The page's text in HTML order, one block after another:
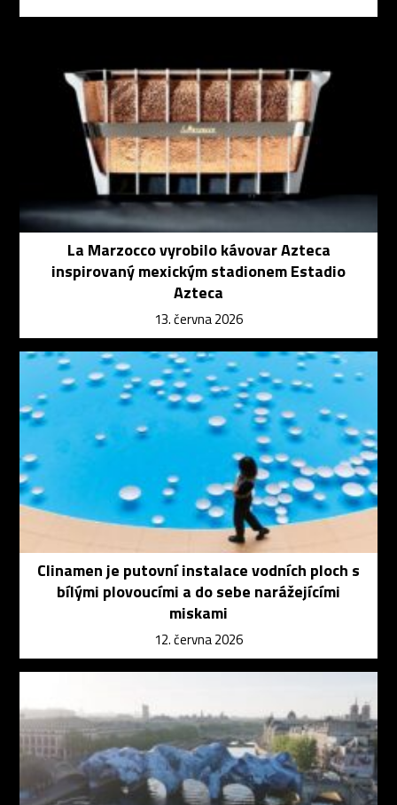
La Marzocco vyrobilo kávovar Azteca
inspirovaný mexickým stadionem Estadio
Azteca
13. června 2026
Clinamen je putovní instalace vodních ploch s
bílými plovoucími a do sebe narážejícími
miskami
12. června 2026